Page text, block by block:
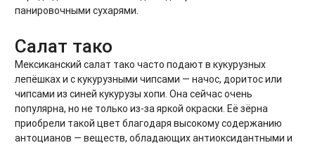
панировочными сухарями.
Салат тако
Мексиканский салат тако часто подают в кукурузных
лепёшках и с кукурузными чипсами — начос, доритос или
чипсами из синей кукурузы хопи. Она сейчас очень
популярна, но не только из-за яркой окраски. Её зёрна
приобрели такой цвет благодаря высокому содержанию
антоцианов — веществ, обладающих антиоксидантными и